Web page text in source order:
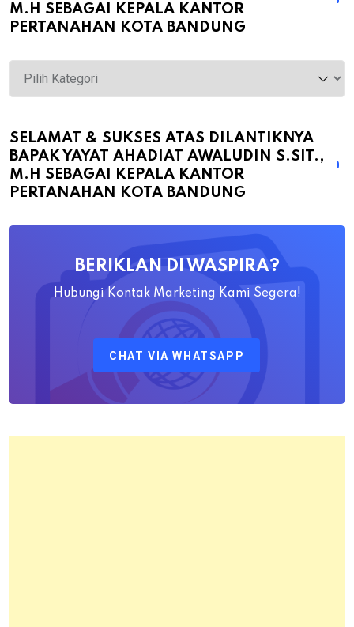
M.H SEBAGAI KEPALA KANTOR
PERTANAHAN KOTA BANDUNG
atas
Dilantiknya
Bapak
Ahadiat
Pertanahan
Kota
SELAMAT & SUKSES ATAS DILANTIKNYA
BAPAK YAYAT AHADIAT AWALUDIN S.SIT.,
M.H SEBAGAI KEPALA KANTOR
PERTANAHAN KOTA BANDUNG
BERIKLAN DI WASPIRA?
Hubungi Kontak Marketing Kami Segera!
CHAT VIA WHATSAPP